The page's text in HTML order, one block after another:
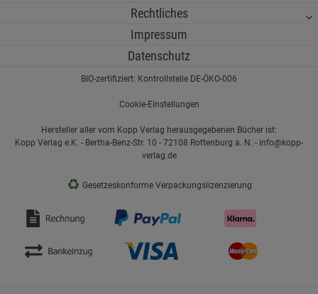
Rechtliches
Impressum
Datenschutz
BIO-zertifiziert: Kontrollstelle DE-ÖKO-006
Cookie-Einstellungen
Hersteller aller vom Kopp Verlag herausgegebenen Bücher ist:
Kopp Verlag e.K. - Bertha-Benz-Str. 10 - 72108 Rottenburg a. N. - info@kopp-
verlag.de
♻ Gesetzeskonforme Verpackungslizenzierung
Cookie-Informationen
Marketing Cookies (3)
Datenschutzerklärung Impressum